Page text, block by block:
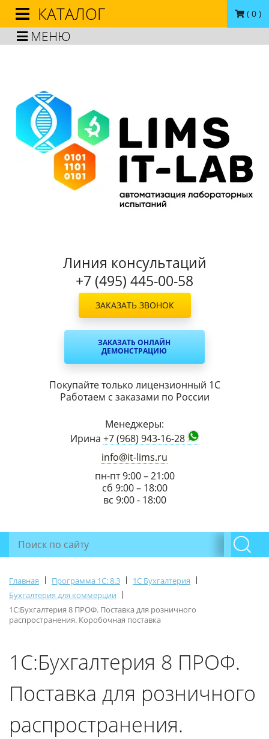
МЕНЮ
( 0 )
Линия консультаций
+7 (495) 445-00-58
ЗАКАЗАТЬ ЗВОНОК
ЗАКАЗАТЬ ОНЛАЙН
ДЕМОНСТРАЦИЮ
Покупайте только лицензионный 1С
Работаем с заказами по России
Менеджеры:
Ирина +7 (968) 943-16-28
info@it-lims.ru
пн-пт 9:00 – 21:00
сб 9:00 – 18:00
вс 9:00 - 18:00
КАТАЛОГ
Главная | Программа 1С: 8.3 | 1С Бухгалтерия
|
Бухгалтерия для коммерции
|
1С:Бухгалтерия 8 ПРОФ. Поставка для розничного
распространения. Коробочная поставка
1С:Бухгалтерия 8 ПРОФ.
Поставка для розничного
распространения.